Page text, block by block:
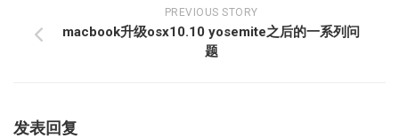
PREVIOUS STORY
macbook升级osx10.10 yosemite之后的一系列问
题
发表回复